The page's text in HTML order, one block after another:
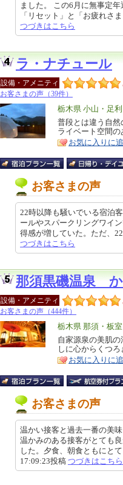
ました。 この6月に無事定
「リセット」と「お疲れ
つづきはこちら
ラ・ナチュール
設備・アメニティ
お客さまの声（39件）
エ
リ
ア
栃木県 小山・足
特
徴
普段とは違う自
ライベート空間
お気に入りに
お客さまの声
22時以降も騒いでいる宿泊
ールやスパークリングワイ
得感が増していた。ただ、
つづきはこちら
那須黒磯温泉
設備・アメニティ
お客さまの声（444件）
エ
リ
ア
栃木県 那須・板
特
徴
自家源泉の美肌
しに心からくつ
お気に入りに
お客さまの声
温かい接客と過去一番の美
温かみのある接客がとても
した。夕食、朝食ともにと
17:09:23投稿 つづきはこちら